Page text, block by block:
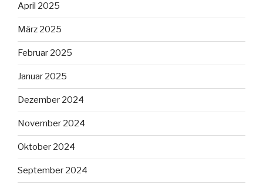
April 2025
März 2025
Februar 2025
Januar 2025
Dezember 2024
November 2024
Oktober 2024
September 2024